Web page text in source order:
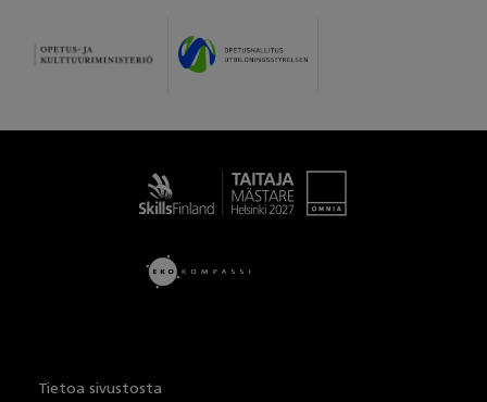
Tietoa sivustosta